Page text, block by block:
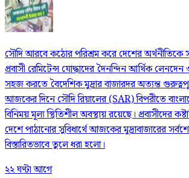
সৌদি আরবে কঠোর পরিশ্রম করে দেশের অর্থনীতিকে
প্রবাসী রেমিটেন্স যোদ্ধাদের দৈনন্দিন আর্থিক
সহজ করতে বৈদেশিক মুদ্রার বাজারদর অত্যন্ত
আজকের দিনে সৌদি রিয়ালের (SAR) বিপরীতে
বিনিময় মূল্য স্থিতিশীল অবস্থায় রয়েছে। প্রবাসীদের
দেশে পাঠানোর সুবিধার্থে আজকের মুদ্রাবাজারের
বিস্তারিতভাবে তুলে ধরা হলো।
২২ ঘণ্টা আগে